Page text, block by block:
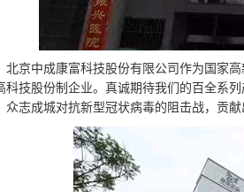
中成康富科技股份有限公司作为国家高
科技股份制企业。真诚期待我们的百全系
众志成城对抗新型冠状病毒的阻击战，贡